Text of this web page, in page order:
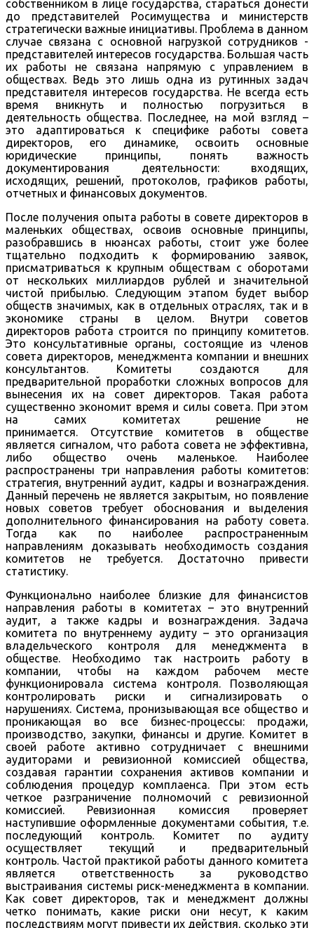
собственником в лице государства, стараться донести
до представителей Росимущества и министерств
стратегически важные инициативы. Проблема в данном
случае связана с основной нагрузкой сотрудников -
представителей интересов государства. Большая часть
их работы не связана напрямую с управлением в
обществах. Ведь это лишь одна из рутинных задач
представителя интересов государства. Не всегда есть
время вникнуть и полностью погрузиться в
деятельность общества. Последнее, на мой взгляд –
это адаптироваться к специфике работы совета
директоров, его динамике, освоить основные
юридические принципы, понять важность
документирования деятельности: входящих,
исходящих, решений, протоколов, графиков работы,
отчетных и финансовых документов.
После получения опыта работы в совете директоров в
маленьких обществах, освоив основные принципы,
разобравшись в нюансах работы, стоит уже более
тщательно подходить к формированию заявок,
присматриваться к крупным обществам с оборотами
от нескольких миллиардов рублей и значительной
чистой прибылью. Следующим этапом будет выбор
обществ значимых, как в отдельных отраслях, так и в
экономике страны в целом. Внутри советов
директоров работа строится по принципу комитетов.
Это консультативные органы, состоящие из членов
совета директоров, менеджмента компании и внешних
консультантов. Комитеты создаются для
предварительной проработки сложных вопросов для
вынесения их на совет директоров. Такая работа
существенно экономит время и силы совета. При этом
на самих комитетах решение не
принимается. Отсутствие комитетов в обществе
является сигналом, что работа совета не эффективна,
либо общество очень маленькое. Наиболее
распространены три направления работы комитетов:
стратегия, внутренний аудит, кадры и вознаграждения.
Данный перечень не является закрытым, но появление
новых советов требует обоснования и выделения
дополнительного финансирования на работу совета.
Тогда как по наиболее распространенным
направлениям доказывать необходимость создания
комитетов не требуется. Достаточно привести
статистику.
Функционально наиболее близкие для финансистов
направления работы в комитетах – это внутренний
аудит, а также кадры и вознаграждения. Задача
комитета по внутреннему аудиту – это организация
владельческого контроля для менеджмента в
обществе. Необходимо так настроить работу в
компании, чтобы на каждом рабочем месте
функционировала система контроля. Позволяющая
контролировать риски и сигнализировать о
нарушениях. Система, пронизывающая все общество и
проникающая во все бизнес-процессы: продажи,
производство, закупки, финансы и другие. Комитет в
своей работе активно сотрудничает с внешними
аудиторами и ревизионной комиссией общества,
создавая гарантии сохранения активов компании и
соблюдения процедур комплаенса. При этом есть
четкое разграничение полномочий с ревизионной
комиссией. Ревизионная комиссия проверяет
наступившие оформленные документами события, т.е.
последующий контроль. Комитет по аудиту
осуществляет текущий и предварительный
контроль. Частой практикой работы данного комитета
является ответственность за руководство
выстраивания системы риск-менеджмента в компании.
Как совет директоров, так и менеджмент должны
четко понимать, какие риски они несут, к каким
последствиям могут привести их действия, сколько эти